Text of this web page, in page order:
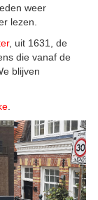
weer
lezen.
, uit 1631, de
die vanaf de
blijven